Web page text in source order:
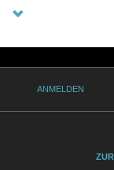
ANMELDEN